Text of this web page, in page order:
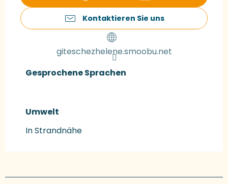
Kontaktieren Sie uns
giteschezhelene.smoobu.net
Gesprochene Sprachen
Gesprochene Sprachen
Umwelt
Umwelt
In Strandnähe